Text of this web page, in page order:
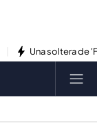
Una soltera de